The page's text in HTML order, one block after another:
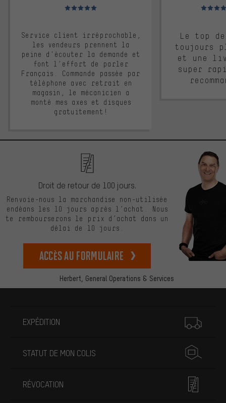
Note moyenne : 5 sur 5
Service client irréprochable,
les vendeurs prennent la
peine d'écouter la demande et
font l'effort de parler
Français. Commande passée par
téléphone avec retrait en
magasin, le mécanicien a
monté mes axes et disques
gratuitement!
Note
Le top
toujours
et une
super
Herbert, General Operations & Services
Droit de retour de 100 jours.
Renvoie-nous la marchandise non-utilisée
endéans les 10 jours après l’achat. Nous
te rembourserons le prix d’achat dans un
délai de 10 jours.
Accès au formulaire
EXPÉDITION
STATUT DE MON COLIS
RÉVOCATION